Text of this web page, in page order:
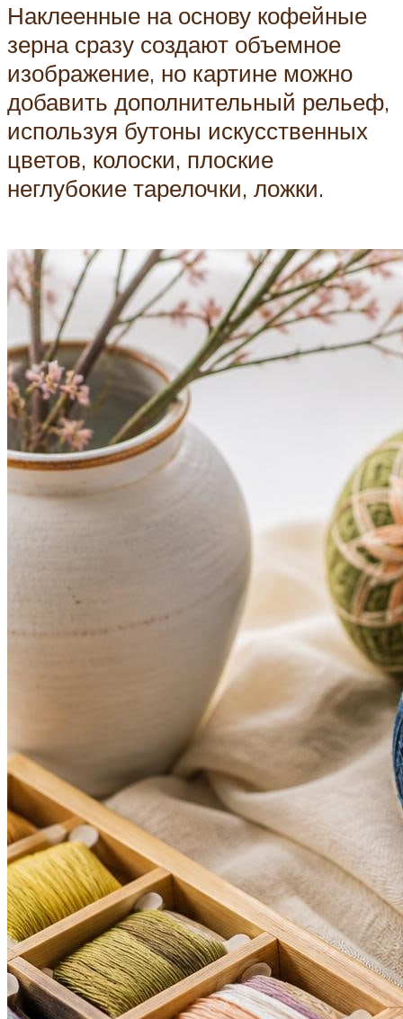
Наклеенные на основу кофейные
зерна сразу создают объемное
изображение, но картине можно
добавить дополнительный рельеф,
используя бутоны искусственных
цветов, колоски, плоские
неглубокие тарелочки, ложки.